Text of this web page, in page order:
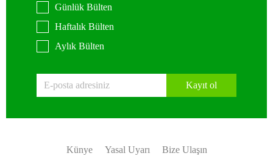
Günlük Bülten
Haftalık Bülten
Aylık Bülten
Kayıt ol
Künye Yasal Uyarı Bize Ulaşın